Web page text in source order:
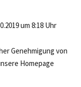
um 8:18 Uhr
Genehmigung von
Homepage